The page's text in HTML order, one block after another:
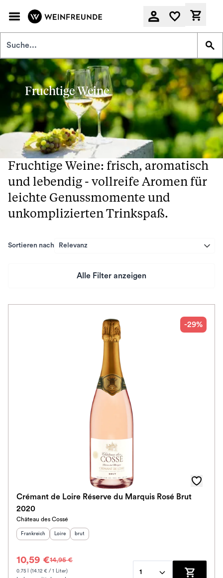
Fruchtige Weine
Fruchtige Weine: frisch, aromatisch
und lebendig - vollreife Aromen für
leichte Genussmomente und
unkomplizierten Trinkspaß.
Sortieren nach Relevanz
Alle Filter anzeigen
Schmeckt zu
Bio / Vegan
Prickler Art
-29%
Crémant de Loire Réserve du Marquis Rosé Brut
2020
Château des Cossé
Herkunftsland
Frankreich Herkunftsregion
Loire Geschmack
brut
10,59 €14,95 €
0.75 l (14.12 € / 1 Liter)
1